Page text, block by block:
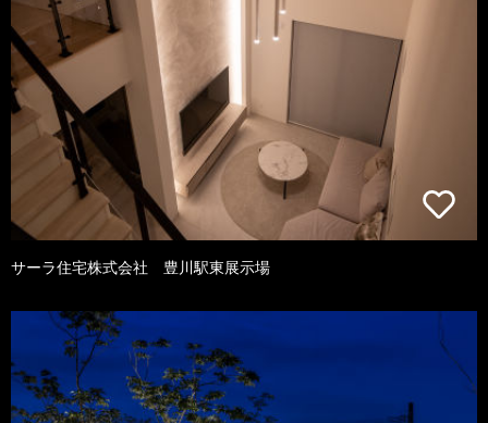
サーラ住宅株式会社 豊川駅東展示場